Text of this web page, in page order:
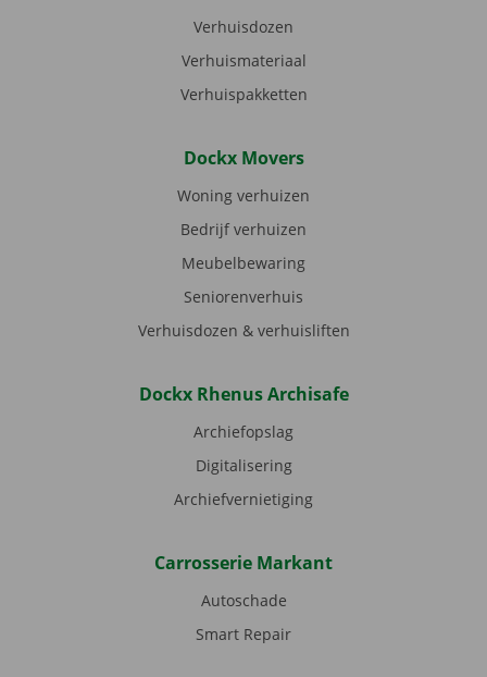
Verhuisdozen
Verhuismateriaal
Verhuispakketten
Dockx Movers
Woning verhuizen
Bedrijf verhuizen
Meubelbewaring
Seniorenverhuis
Verhuisdozen & verhuisliften
Dockx Rhenus Archisafe
Archiefopslag
Digitalisering
Archiefvernietiging
Carrosserie Markant
Autoschade
Smart Repair